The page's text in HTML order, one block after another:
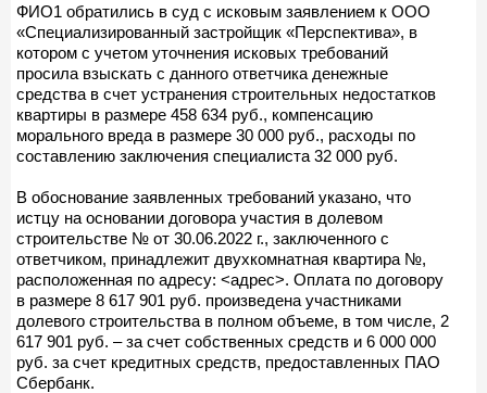
ФИО1 обратились в суд с исковым заявлением к ООО
«Специализированный застройщик «Перспектива», в
котором с учетом уточнения исковых требований
просила взыскать с данного ответчика денежные
средства в счет устранения строительных недостатков
квартиры в размере 458 634 руб., компенсацию
морального вреда в размере 30 000 руб., расходы по
составлению заключения специалиста 32 000 руб.
В обоснование заявленных требований указано, что
истцу на основании договора участия в долевом
строительстве № от 30.06.2022 г., заключенного с
ответчиком, принадлежит двухкомнатная квартира №,
расположенная по адресу: <адрес>. Оплата по договору
в размере 8 617 901 руб. произведена участниками
долевого строительства в полном объеме, в том числе, 2
617 901 руб. – за счет собственных средств и 6 000 000
руб. за счет кредитных средств, предоставленных ПАО
Сбербанк.